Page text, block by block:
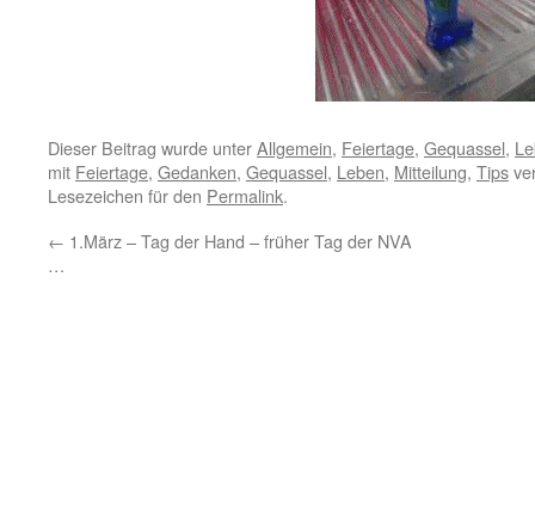
Dieser Beitrag wurde unterAllgemein, Feiertage, Gequassel,
mit Feiertage, Gedanken, Gequassel, Leben, Mitteilung, Tips
Lesezeichen für den Permalink.
← 1.März – Tag der Hand – früher Tag der NVA
…